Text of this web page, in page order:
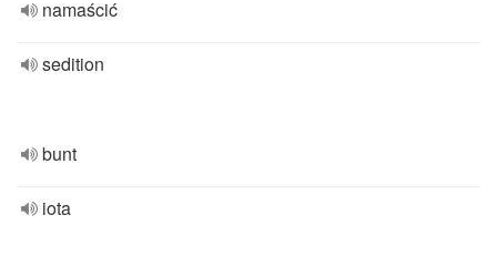
namaścić
sedition
bunt
iota